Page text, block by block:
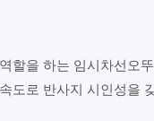
역할을 하는 임시차선오
도로 반사지 시인성을